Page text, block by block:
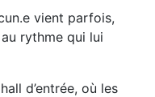
vient parfois,
rythme qui lui
d’entrée, où les